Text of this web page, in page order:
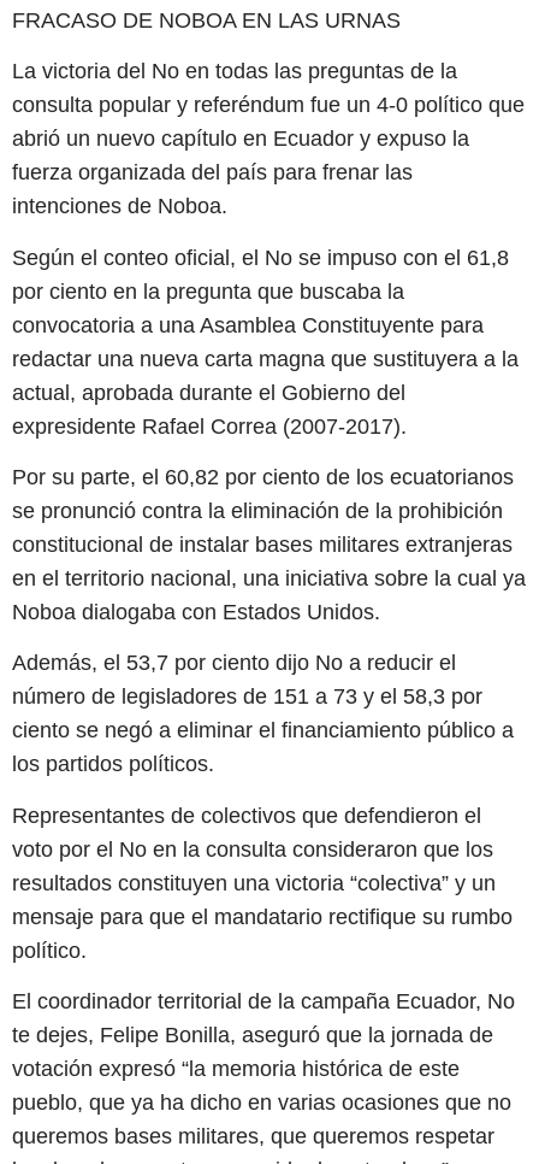
FRACASO DE NOBOA EN LAS URNAS
La victoria del No en todas las preguntas de la
consulta popular y referéndum fue un 4-0 político que
abrió un nuevo capítulo en Ecuador y expuso la
fuerza organizada del país para frenar las
intenciones de Noboa.
Según el conteo oficial, el No se impuso con el 61,8
por ciento en la pregunta que buscaba la
convocatoria a una Asamblea Constituyente para
redactar una nueva carta magna que sustituyera a la
actual, aprobada durante el Gobierno del
expresidente Rafael Correa (2007-2017).
Por su parte, el 60,82 por ciento de los ecuatorianos
se pronunció contra la eliminación de la prohibición
constitucional de instalar bases militares extranjeras
en el territorio nacional, una iniciativa sobre la cual ya
Noboa dialogaba con Estados Unidos.
Además, el 53,7 por ciento dijo No a reducir el
número de legisladores de 151 a 73 y el 58,3 por
ciento se negó a eliminar el financiamiento público a
los partidos políticos.
Representantes de colectivos que defendieron el
voto por el No en la consulta consideraron que los
resultados constituyen una victoria “colectiva” y un
mensaje para que el mandatario rectifique su rumbo
político.
El coordinador territorial de la campaña Ecuador, No
te dejes, Felipe Bonilla, aseguró que la jornada de
votación expresó “la memoria histórica de este
pueblo, que ya ha dicho en varias ocasiones que no
queremos bases militares, que queremos respetar